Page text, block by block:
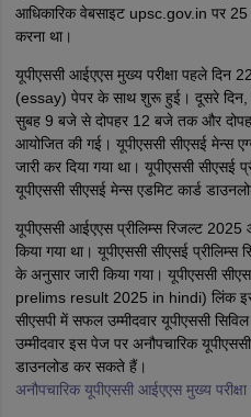
आधिकारिक वेबसाइट upsc.gov.in पर
करना था।
यूपीएससी आईएएस मुख्य परीक्षा पहले दिन
(essay) पेपर के साथ शुरू हुई। दूसरे दिन,
सुबह 9 बजे से दोपहर 12 बजे तक और
आयोजित की गई। यूपीएससी सीएसई मेन्स
जारी कर दिया गया था। यूपीएससी सीएसई
यूपीएससी सीएसई मेन्स एडमिट कार्ड
यूपीएससी आईएएस प्रीलिम्स रिजल्ट
किया गया था। यूपीएससी सीएसई
के अनुसार जारी किया गया। यूपीएससी
prelims result 2025 in hindi) लिंक इस
सीएसपी में सफल उम्मीदवार यूपीएससी
उम्मीदवार इस पेज पर अनौपचारिक
डाउनलोड कर सकते हैं।
अनौपचारिक यूपीएससी आईएएस मुख्य